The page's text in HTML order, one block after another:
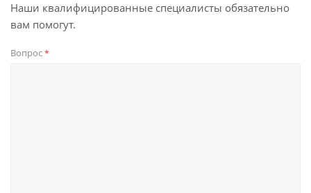
Наши квалифицированные специалисты обязательно
вам помогут.
Вопрос*